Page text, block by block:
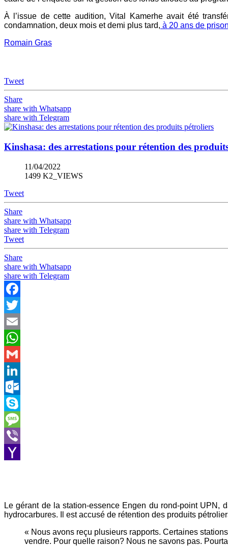
À l’issue de cette audition, Vital Kamerhe avait été
condamnation, deux mois et demi plus tard, à 20 ans de
Romain Gras
Tweet
Share
share with Whatsapp
share with Telegram
Kinshasa: des arrestations pour rétention des
11/04/2022
1499 K2_VIEWS
Tweet
Share
share with Whatsapp
share with Telegram
Tweet
Share
share with Whatsapp
share with Telegram
Facebook
Twitter
Email
WhatsApp
Gmail
LinkedIn
Outlook.com
Skype
Message
Viber
Le gérant de la station-essence Engen du rond-point
hydrocarbures. Il est accusé de rétention des produits
« Nous avons reçu plusieurs rapports. Certaines
vendre. Pour quelle raison? Nous ne savons pas.